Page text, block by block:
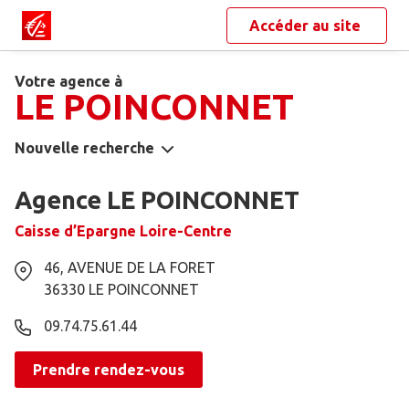
Accéder au site
Votre agence à
LE POINCONNET
Nouvelle recherche
Agence LE POINCONNET
Caisse d’Epargne Loire-Centre
46, AVENUE DE LA FORET
36330 LE POINCONNET
09.74.75.61.44
Prendre rendez-vous